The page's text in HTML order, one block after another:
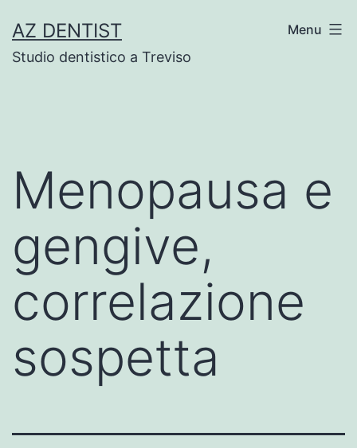
to
content
AZ DENTIST
Studio dentistico a Treviso
Menu
Menopausa e
gengive,
correlazione
sospetta